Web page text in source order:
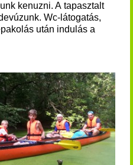
kenuzni. A tapasztalt
Wc-látogatás,
után indulás a